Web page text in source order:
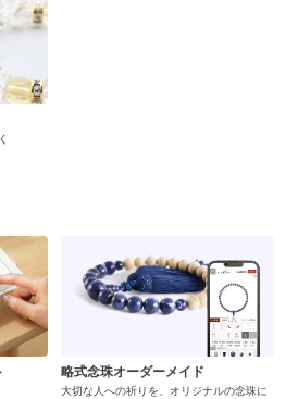
略式念珠オーダーメイド
大切な人への祈りを、オリジナルの念珠に